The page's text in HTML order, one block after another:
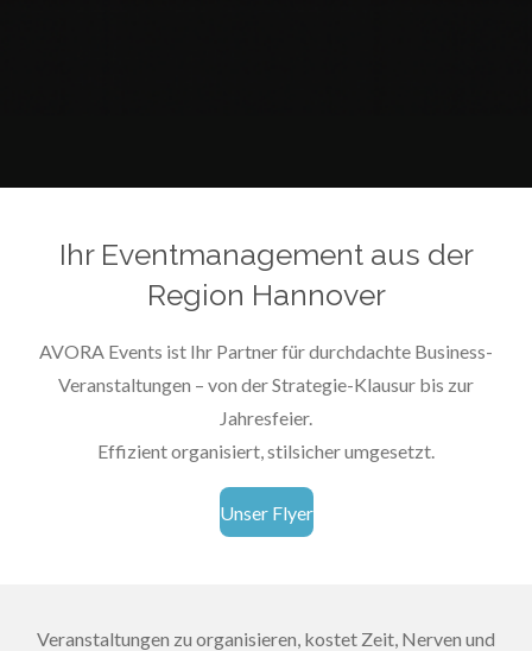
Ihr Eventmanagement aus der
Region Hannover
AVORA Events ist Ihr Partner für durchdachte Business-
Veranstaltungen – von der Strategie-Klausur bis zur
Jahresfeier.
Effizient organisiert, stilsicher umgesetzt.
Unser Flyer
Veranstaltungen zu organisieren, kostet Zeit, Nerven und